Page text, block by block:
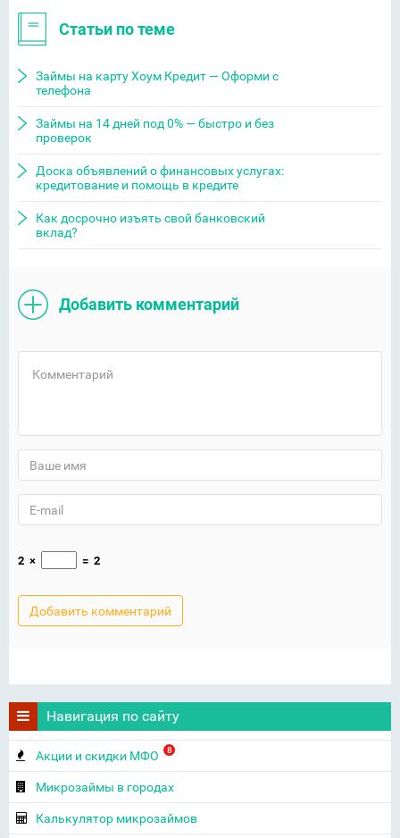
Статьи по теме
Займы на карту Хоум Кредит — Оформи с
телефона
Займы на 14 дней под 0% — быстро и без
проверок
Доска объявлений о финансовых услугах:
кредитование и помощь в кредите
Как досрочно изъять свой банковский
вклад?
Добавить комментарий
2 × = 2
Навигация по сайту
Акции и скидки МФО 8
Микрозаймы в городах
Калькулятор микрозаймов